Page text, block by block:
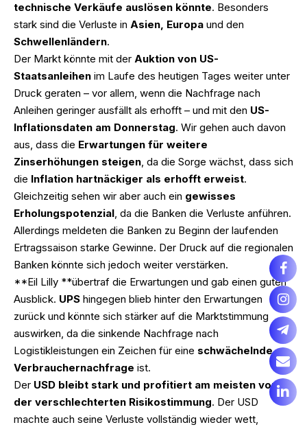
technische Verkäufe auslösen könnte. Besonders
stark sind die Verluste in Asien, Europa und den
Schwellenländern.
Der Markt könnte mit der Auktion von US-
Staatsanleihen im Laufe des heutigen Tages weiter unter
Druck geraten – vor allem, wenn die Nachfrage nach
Anleihen geringer ausfällt als erhofft – und mit den US-
Inflationsdaten am Donnerstag. Wir gehen auch davon
aus, dass die Erwartungen für weitere
Zinserhöhungen steigen, da die Sorge wächst, dass sich
die Inflation hartnäckiger als erhofft erweist.
Gleichzeitig sehen wir aber auch ein gewisses
Erholungspotenzial, da die Banken die Verluste anführen.
Allerdings meldeten die Banken zu Beginn der laufenden
Ertragssaison starke Gewinne. Der Druck auf die regionalen
Banken könnte sich jedoch weiter verstärken.
**Eil Lilly **übertraf die Erwartungen und gab einen guten
Ausblick. UPS hingegen blieb hinter den Erwartungen
zurück und könnte sich stärker auf die Marktstimmung
auswirken, da die sinkende Nachfrage nach
Logistikleistungen ein Zeichen für eine schwächelnde
Verbrauchernachfrage ist.
Der USD bleibt stark und profitiert am meisten von
der verschlechterten Risikostimmung. Der USD
machte auch seine Verluste vollständig wieder wett,